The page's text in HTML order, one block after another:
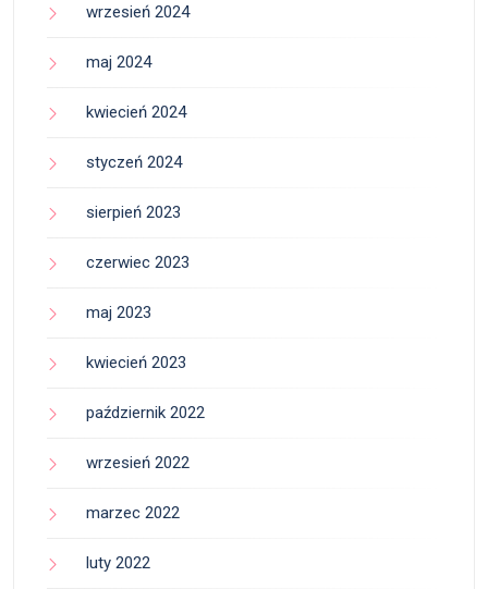
wrzesień 2024
maj 2024
kwiecień 2024
styczeń 2024
sierpień 2023
czerwiec 2023
maj 2023
kwiecień 2023
październik 2022
wrzesień 2022
marzec 2022
luty 2022